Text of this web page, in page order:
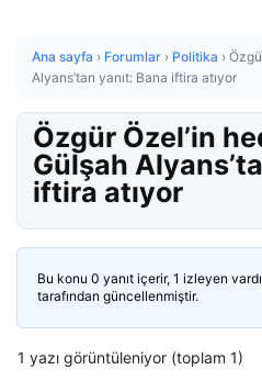
Ana sayfa › Forumlar › Politika ›
Alyans’tan yanıt: Bana iftira atıyor
Özgür Özel’in
Gülşah
iftira atıyor
Bu konu 0 yanıt içerir, 1 izleyen
tarafından güncellenmiştir.
1 yazı görüntüleniyor (toplam 1)